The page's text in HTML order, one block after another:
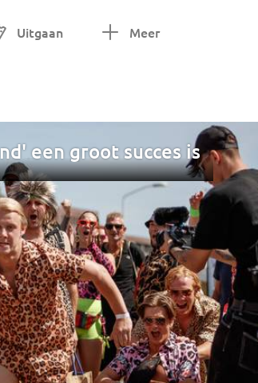
Uitgaan Meer
een groot succes is